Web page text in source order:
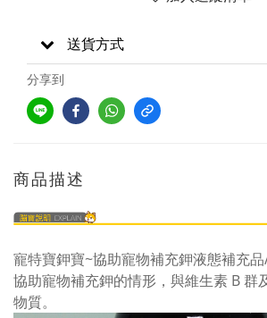
送貨方式
分享到
商品描述
寵特寶鉀寶~協助寵物補充鉀液態補充
協助寵物補充鉀的情形，與維生素 B 群
物質。